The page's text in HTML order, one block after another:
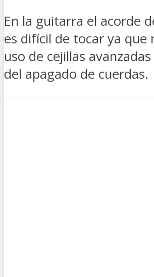
En la guitarra el acorde
es difícil de tocar ya que
uso de cejillas
del apagado de cuerdas.